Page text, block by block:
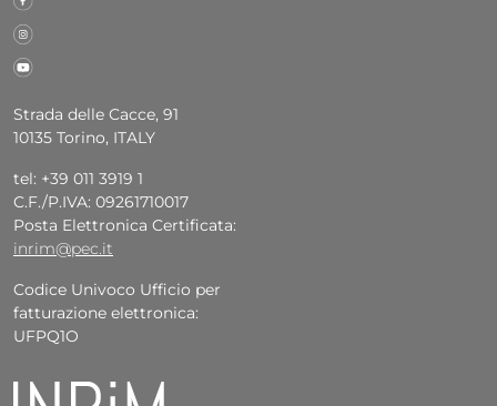
Strada delle Cacce, 91
10135 Torino, ITALY
tel: +39 011 3919 1
C.F./P.IVA: 09261710017
Posta Elettronica Certificata:
inrim@pec.it
Codice Univoco Ufficio per
fatturazione elettronica:
UFPQ1O